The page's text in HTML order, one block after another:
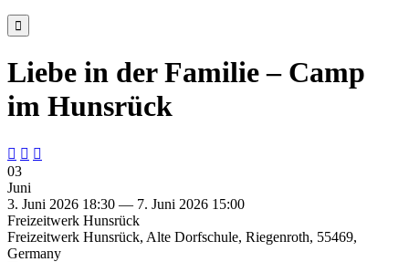

Liebe in der Familie – Camp
im Hunsrück
  
03
Juni
3. Juni 2026 18:30 — 7. Juni 2026 15:00
Freizeitwerk Hunsrück
Freizeitwerk Hunsrück, Alte Dorfschule, Riegenroth, 55469,
Germany